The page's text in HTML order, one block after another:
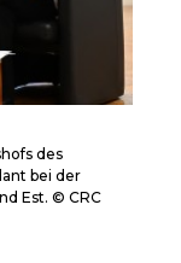
des
bei der
Est. © CRC